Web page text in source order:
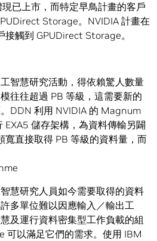
已上市，而特定早鳥計畫的客戶
Storage。NVIDIA 計畫在
觸到 GPUDirect Storage。
智慧研究活動，得依賴驚人數量
往往超過 PB 等級，這需要新的
DDN 利用 NVIDIA 的 Magnum
EXA5 儲存架構，為資料傳輸另闢
寬直接取得 PB 等級的資料量，而
慧研究人員如今需要取得的資料
多單位難以因應輸入／輸出工
及運行資料密集型工作負載的組
可以滿足它們的需求。使用 IBM